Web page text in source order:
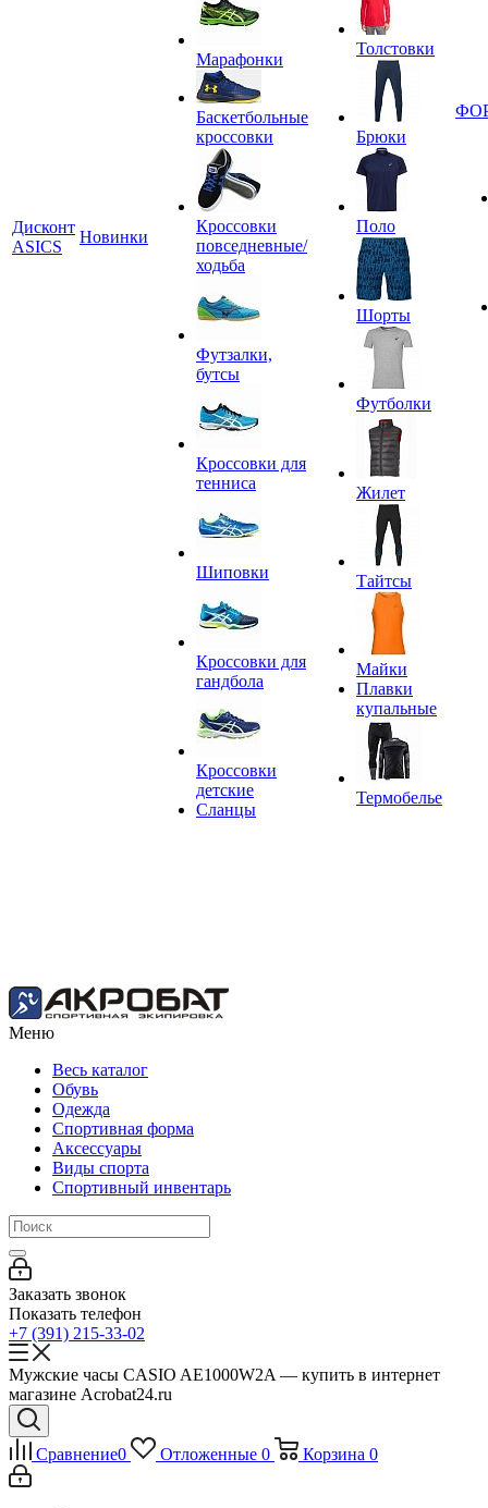
Дисконт
ASICS
Новинки
Марафонки
Баскетбольные
кроссовки
Кроссовки
повседневные/
ходьба
Футзалки,
бутсы
Кроссовки для
тенниса
Шиповки
Кроссовки для
гандбола
Кроссовки
детские
Сланцы
Толстовки
Брюки
Поло
Шорты
Футболки
Жилет
Тайтсы
Майки
Плавки
купальные
Термобелье
Меню
Весь каталог
Обувь
Одежда
Спортивная форма
Аксессуары
Виды спорта
Спортивный инвентарь
Заказать звонок
Показать телефон
+7 (391) 215-33-02
Мужские часы CASIO AE1000W2A — купить в интернет
магазине Acrobat24.ru
Сравнение0 Отложенные 0 Корзина 0